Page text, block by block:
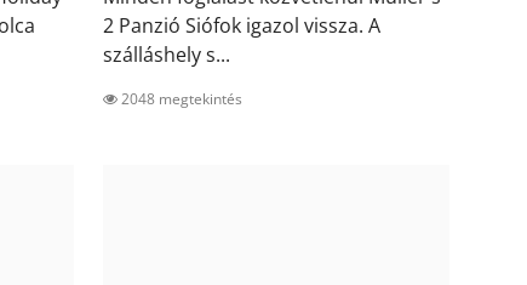
2 Panzió Siófok igazol vissza. A
szálláshely s...
2048 megtekintés